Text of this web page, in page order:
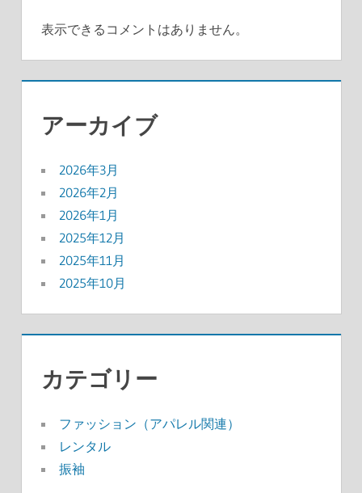
表示できるコメントはありません。
アーカイブ
2026年3月
2026年2月
2026年1月
2025年12月
2025年11月
2025年10月
カテゴリー
ファッション（アパレル関連）
レンタル
振袖